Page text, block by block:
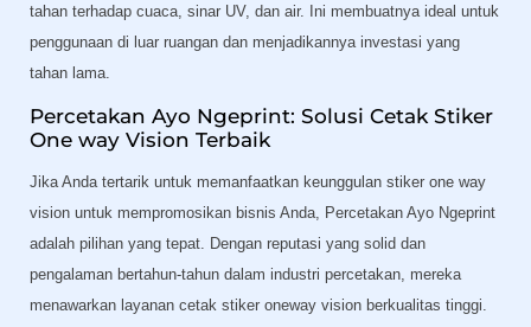
tahan terhadap cuaca, sinar UV, dan air. Ini membuatnya ideal untuk
penggunaan di luar ruangan dan menjadikannya investasi yang
tahan lama.
Percetakan Ayo Ngeprint: Solusi Cetak Stiker
One way Vision Terbaik
Jika Anda tertarik untuk memanfaatkan keunggulan stiker one way
vision untuk mempromosikan bisnis Anda, Percetakan Ayo Ngeprint
adalah pilihan yang tepat. Dengan reputasi yang solid dan
pengalaman bertahun-tahun dalam industri percetakan, mereka
menawarkan layanan cetak stiker oneway vision berkualitas tinggi.